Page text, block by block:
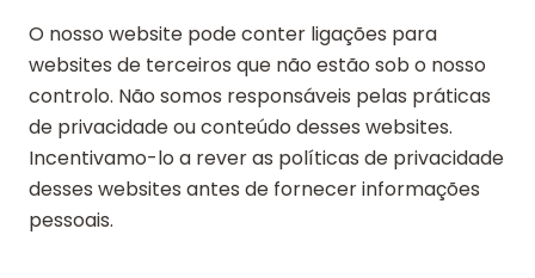
O nosso website pode conter ligações para
websites de terceiros que não estão sob o nosso
controlo. Não somos responsáveis pelas práticas
de privacidade ou conteúdo desses websites.
Incentivamo-lo a rever as políticas de privacidade
desses websites antes de fornecer informações
pessoais.